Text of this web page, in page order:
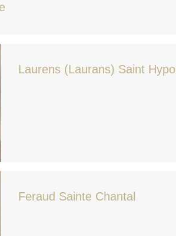
Laurens (Laurans) Saint
Feraud Sainte Chantal